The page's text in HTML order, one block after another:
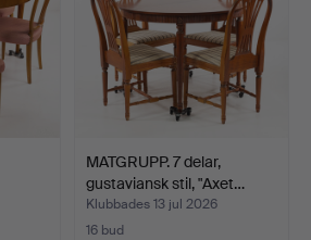
MATGRUPP. 7 delar,
gustaviansk stil, "Axet…
Klubbades 13 jul 2026
16 bud